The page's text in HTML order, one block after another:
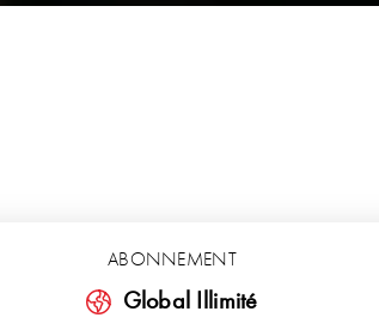
ABONNEMENT
Global Illimité